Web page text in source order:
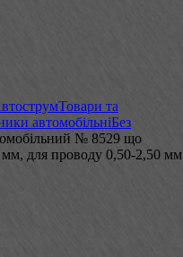
Товари та
автомобільніБез
№ 8529 що
мм, для проводу 0,50-2,50 мм